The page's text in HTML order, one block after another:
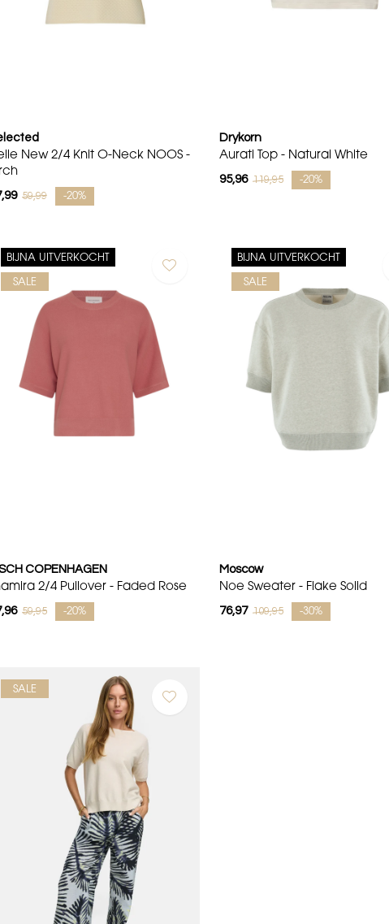
New 2/4 Knit O-Neck NOOS -
59,99 -20%
Drykorn
Aurati Top - Natural White
95,96 119,95 -20%
BIJNA UITVERKOCHT
SALE
COPENHAGEN
2/4 Pullover - Faded Rose
59,95 -20%
BIJNA UITVERKOCHT
SALE
Moscow
Noe Sweater - Flake Solid
76,97 109,95 -30%
SALE